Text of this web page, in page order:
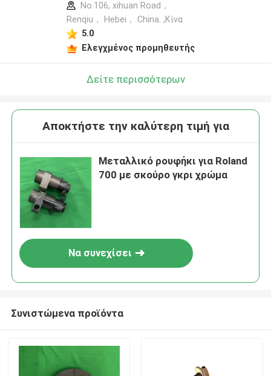
No.106, xihuan Road，
Renqiu， Hebei， China. ,Κίνα
5.0
Ελεγχμένος προμηθευτής
Δείτε περισσότερων
Αποκτήστε την καλύτερη τιμή για
Μεταλλικό ρουφήκι για Roland
700 με σκούρο γκρι χρώμα
Να συνεχίσει
Συνιστώμενα προϊόντα